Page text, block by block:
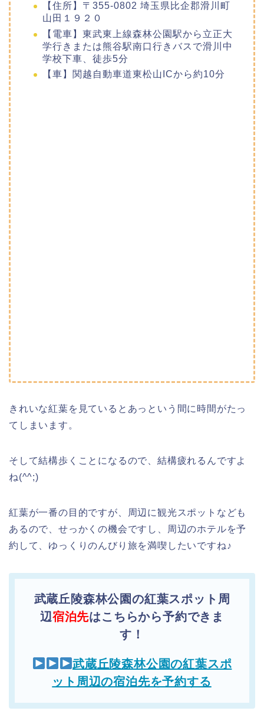
【住所】〒355-0802 埼玉県比企郡滑川町
山田１９２０
【電車】東武東上線森林公園駅から立正大
学行きまたは熊谷駅南口行きバスで滑川中
学校下車、徒歩5分
【車】関越自動車道東松山ICから約10分
きれいな紅葉を見ているとあっという間に時間がたっ
てしまいます。
そして結構歩くことになるので、結構疲れるんですよ
ね(^^;)
紅葉が一番の目的ですが、周辺に観光スポットなども
あるので、せっかくの機会ですし、周辺のホテルを予
約して、ゆっくりのんびり旅を満喫したいですね♪
武蔵丘陵森林公園の紅葉スポット周
辺宿泊先はこちらから予約できま
す！
武蔵丘陵森林公園の紅葉スポ
ット周辺の宿泊先を予約する